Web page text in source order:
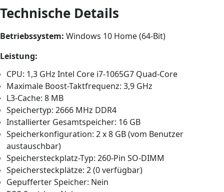
Technische Details
Betriebssystem: Windows 10 Home (64-Bit)
Leistung:
CPU: 1,3 GHz Intel Core i7-1065G7 Quad-Core
Maximale Boost-Taktfrequenz: 3,9 GHz
L3-Cache: 8 MB
Speichertyp: 2666 MHz DDR4
Installierter Gesamtspeicher: 16 GB
Speicherkonfiguration: 2 x 8 GB (vom Benutzer
austauschbar)
Speichersteckplatz-Typ: 260-Pin SO-DIMM
Speichersteckplätze: 2 (0 verfügbar)
Gepufferter Speicher: Nein